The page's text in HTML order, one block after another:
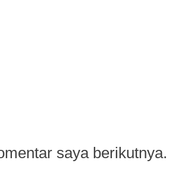
saya berikutnya.